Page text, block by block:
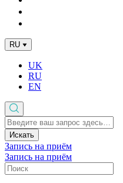
RU
UK
RU
EN
Искать
Запись на приём
Запись на приём